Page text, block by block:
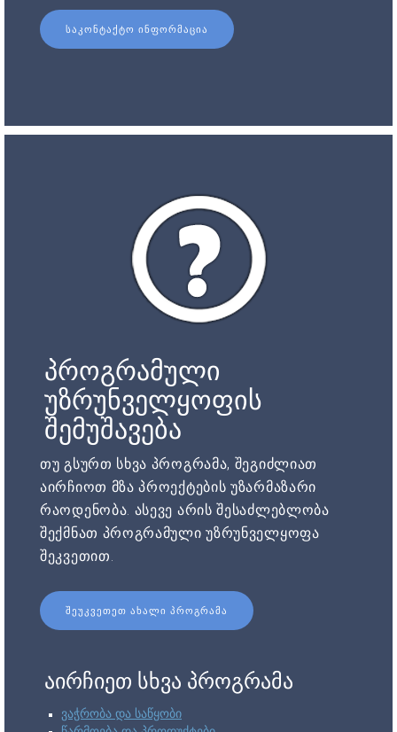
ᲡᲐᲙᲝᲜᲢᲐᲥᲢᲝ ᲘᲜᲤᲝᲠᲛᲐᲪᲘᲐ
პროგრამული
უზრუნველყოფის
შემუშავება
თუ გსურთ სხვა პროგრამა, შეგიძლიათ
აირჩიოთ მზა პროექტების უზარმაზარი
რაოდენობა. ასევე არის შესაძლებლობა
შექმნათ პროგრამული უზრუნველყოფა
შეკვეთით.
ᲨᲔᲣᲙᲕᲔᲗᲔᲗ ᲐᲮᲐᲚᲘ ᲞᲠᲝᲒᲠᲐᲛᲐ
აირჩიეთ სხვა პროგრამა
ვაჭრობა და საწყობი